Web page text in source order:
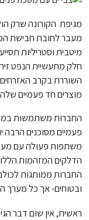
מגיפת הקורונה שרק
מעבר לחובת חבישת
מיטבית וסטריליות
חלק מתעשיית הנפט
השוררת בקרב האזרחים
מוצרים חד פעמיים
החברות משתמשות
פעמיים מסוכנים
משתפות פעולה עם
הדלקים המזהמות הללו
החברות ממותגות
ובטוחים- אך כל מערך
ראשית, אין שום דבר